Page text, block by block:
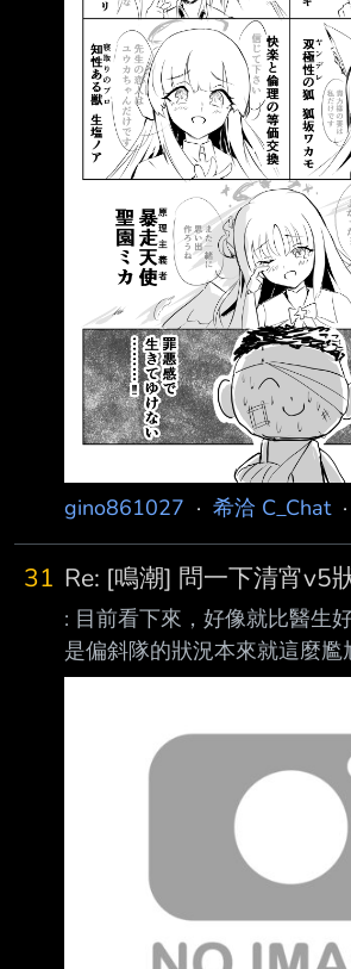
gino861027 · 希洽 C_Chat·
31 Re: [鳴潮] 問一下清宵v5
: 目前看下來，好像就比醫生
是偏斜隊的狀況本來就這麼尷
400抽，還可以換2鏈，但是
: 更何況狐狸還有鎖冥要抽 :
宵狀況嗎 來源強度吧
https://i.meee.com.tw/
https://i.meee.com.tw/
https://i.meee.com.tw/
https://i.meee.com.tw/T01